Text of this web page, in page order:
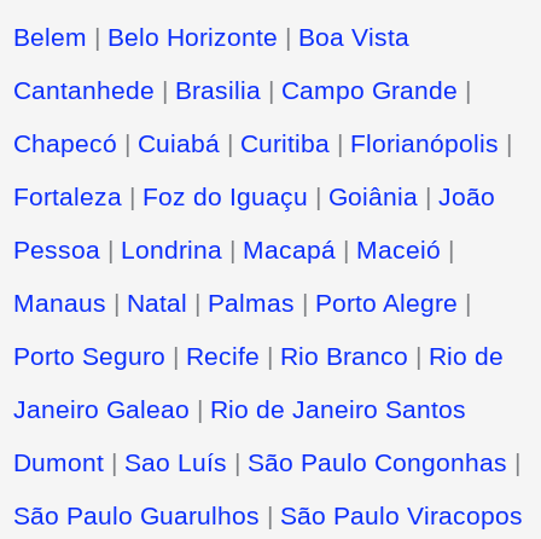
Belem | Belo Horizonte | Boa Vista
Cantanhede | Brasilia | Campo Grande |
Chapecó | Cuiabá | Curitiba | Florianópolis |
Fortaleza | Foz do Iguaçu | Goiânia |João
Pessoa | Londrina | Macapá | Maceió |
Manaus | Natal | Palmas | Porto Alegre |
Porto Seguro | Recife | Rio Branco | Rio de
Janeiro Galeao | Rio de Janeiro Santos
Dumont | Sao Luís | São Paulo Congonhas |
São Paulo Guarulhos | São Paulo Viracopos